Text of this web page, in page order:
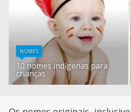
NOMES
10 nomes indígenas para
crianças